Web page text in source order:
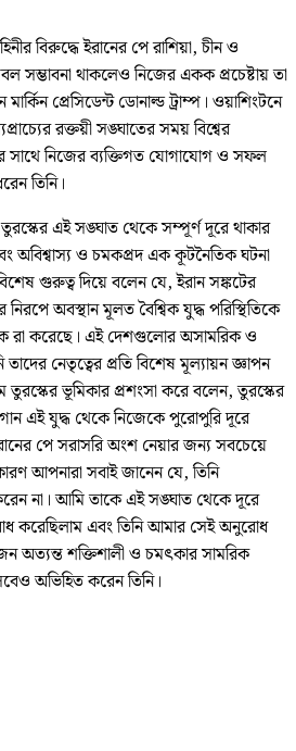
বিরুদ্ধে ইরানের পে রাশিয়া, চীন ও
সম্ভাবনা থাকলেও নিজের একক প্রচেষ্টায় তা
প্রেসিডেন্ট ডোনাল্ড ট্রাম্প। ওয়াশিংটনে
রক্তয়ী সঙ্ঘাতের সময় বিশ্বের
সাথে নিজের ব্যক্তিগত যোগাযোগ ও সফল
তিনি।
তুরস্কের এই সঙ্ঘাত থেকে সম্পূর্ণ দূরে থাকার
অবিশ্বাস্য ও চমকপ্রদ এক কূটনৈতিক ঘটনা
গুরুত্ব দিয়ে বলেন যে, ইরান সঙ্কটের
অবস্থান মূলত বৈশ্বিক যুদ্ধ পরিস্থিতিকে
রা করেছে। এই দেশগুলোর অসামরিক ও
নেতৃত্বের প্রতি বিশেষ মূল্যায়ন জ্ঞাপন
তুরস্কের ভূমিকার প্রশংসা করে বলেন, তুরস্কের
এই যুদ্ধ থেকে নিজেকে পুরোপুরি দূরে
পে সরাসরি অংশ নেয়ার জন্য সবচেয়ে
আপনারা সবাই জানেন যে, তিনি
না। আমি তাকে এই সঙ্ঘাত থেকে দূরে
করেছিলাম এবং তিনি আমার সেই অনুরোধ
অত্যন্ত শক্তিশালী ও চমৎকার সামরিক
অভিহিত করেন তিনি।